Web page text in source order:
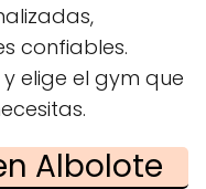
confiables.
elige el gym que
Albolote